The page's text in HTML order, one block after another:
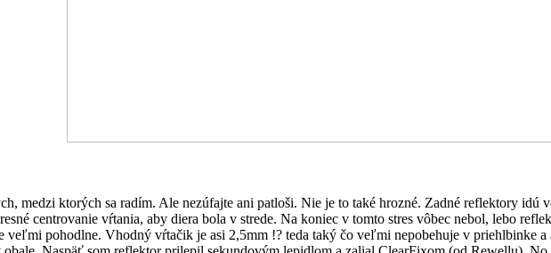
medzi ktorých sa radím. Ale nezúfajte ani patloši. Nie je to také hrozné. Zadné reflektory
centrovanie vŕtania, aby diera bola v strede. Na koniec v tomto stres vôbec nebol, lebo
veľmi pohodlne. Vhodný vŕtačik je asi 2,5mm !? teda taký čo veľmi nepobehuje v priehlbinke